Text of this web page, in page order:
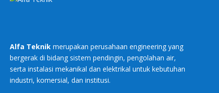
Alfa Teknik merupakan perusahaan engineering yang
bergerak di bidang sistem pendingin, pengolahan air,
serta instalasi mekanikal dan elektrikal untuk kebutuhan
industri, komersial, dan institusi.